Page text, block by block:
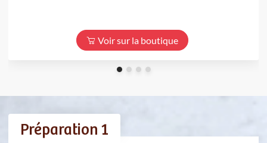
Voir sur la boutique
Préparation 1